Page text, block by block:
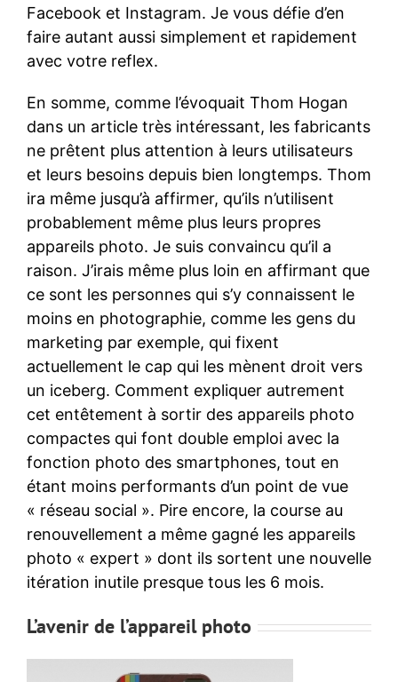
Facebook et Instagram. Je vous défie d’en
faire autant aussi simplement et rapidement
avec votre reflex.
En somme, comme l’évoquait Thom Hogan
dans un article très intéressant, les fabricants
ne prêtent plus attention à leurs utilisateurs
et leurs besoins depuis bien longtemps. Thom
ira même jusqu’à affirmer, qu’ils n’utilisent
probablement même plus leurs propres
appareils photo. Je suis convaincu qu’il a
raison. J’irais même plus loin en affirmant que
ce sont les personnes qui s’y connaissent le
moins en photographie, comme les gens du
marketing par exemple, qui fixent
actuellement le cap qui les mènent droit vers
un iceberg. Comment expliquer autrement
cet entêtement à sortir des appareils photo
compactes qui font double emploi avec la
fonction photo des smartphones, tout en
étant moins performants d’un point de vue
« réseau social ». Pire encore, la course au
renouvellement a même gagné les appareils
photo « expert » dont ils sortent une nouvelle
itération inutile presque tous les 6 mois.
L’avenir de l’appareil photo